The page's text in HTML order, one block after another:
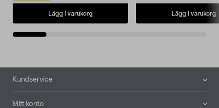
Lägg i varukorg Lägg i varukorg
Sidfot
Kundservice
Mitt konto